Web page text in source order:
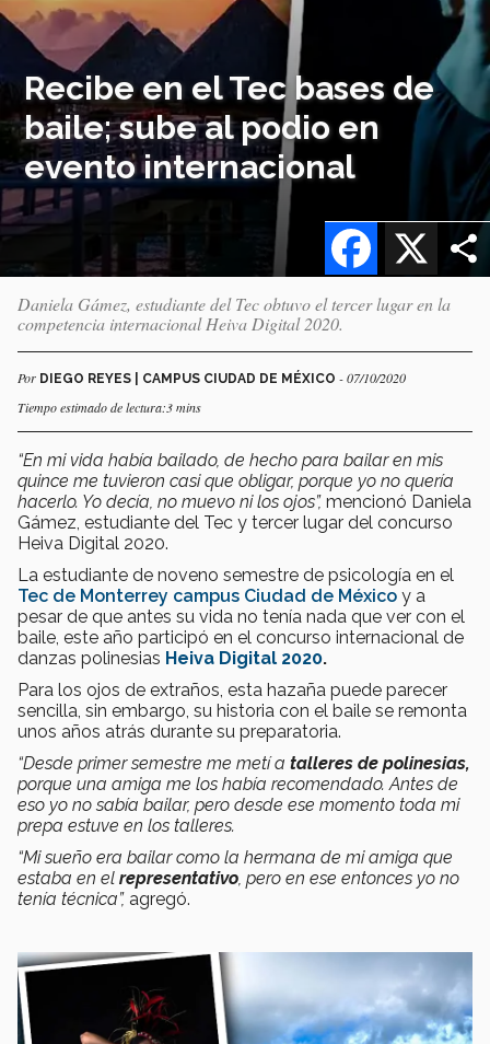
Recibe en el Tec bases de
baile; sube al podio en
evento internacional
X
Facebook
Daniela Gámez, estudiante del Tec obtuvo el tercer lugar en la
competencia internacional Heiva Digital 2020.
Por DIEGO REYES | CAMPUS CIUDAD DE MÉXICO - 07/10/2020
Tiempo estimado de lectura:3 mins
“En mi vida había bailado, de hecho para bailar en mis
quince me tuvieron casi que obligar, porque yo no quería
hacerlo. Yo decía, no muevo ni los ojos”, mencionó Daniela
Gámez, estudiante del Tec y tercer lugar del concurso
Heiva Digital 2020.
La estudiante de noveno semestre de psicología en el
Tec de Monterrey campus Ciudad de México y a
pesar de que antes su vida no tenía nada que ver con el
baile, este año participó en el concurso internacional de
danzas polinesias Heiva Digital 2020.
Para los ojos de extraños, esta hazaña puede parecer
sencilla, sin embargo, su historia con el baile se remonta
unos años atrás durante su preparatoria.
“Desde primer semestre me metí a talleres de polinesias,
porque una amiga me los había recomendado. Antes de
eso yo no sabía bailar, pero desde ese momento toda mi
prepa estuve en los talleres.
“Mi sueño era bailar como la hermana de mi amiga que
estaba en el representativo , pero en ese entonces yo no
tenía técnica”, agregó.